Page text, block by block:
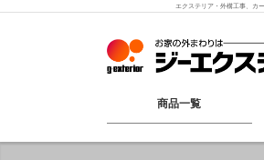
キ
に
エクステリア・外構工事、カ
商品一覧